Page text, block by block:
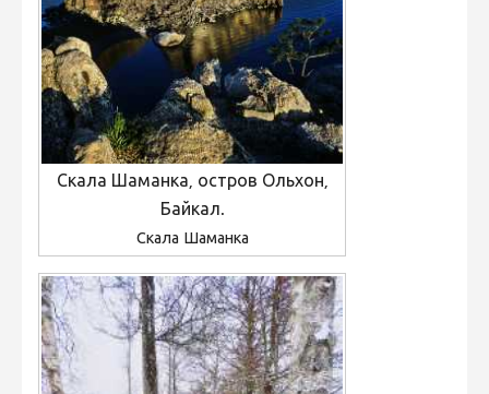
Скала Шаманка, остров Ольхон,
Байкал.
Скала Шаманка